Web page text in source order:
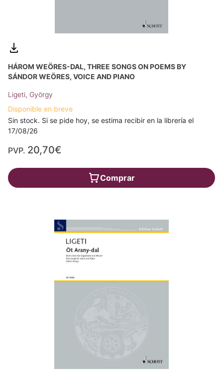
HÁROM WEÖRES-DAL, THREE SONGS ON POEMS BY
SÁNDOR WEÖRES, VOICE AND PIANO
Ligeti, György
Disponible en breve
Sin stock. Si se pide hoy, se estima recibir en la librería el
17/08/26
PVP. 20,70€
Comprar